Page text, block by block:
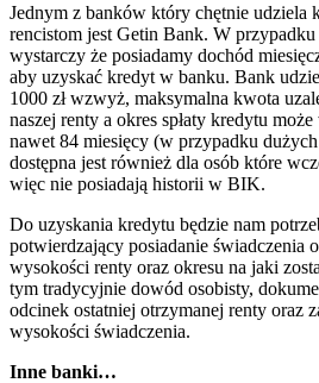
Jednym z banków który chętnie udziela
rencistom jest Getin Bank. W
wystarczy że posiadamy dochód
aby uzyskać kredyt w banku. Bank
1000 zł wzwyż, maksymalna kwota
naszej renty a okres spłaty kredytu
nawet 84 miesięcy (w przypadku
dostępna jest również dla osób które
więc nie posiadają historii w BIK.
Do uzyskania kredytu będzie nam
potwierdzający posiadanie świadczenia
wysokości renty oraz okresu na jaki
tym tradycyjnie dowód osobisty,
odcinek ostatniej otrzymanej renty oraz
wysokości świadczenia.
Inne banki…